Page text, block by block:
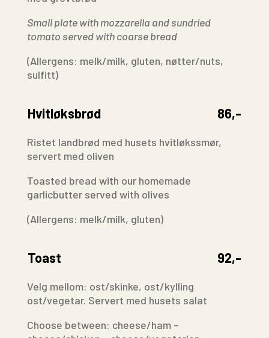
Small plate with mozzarella and sundried
tomato served with coarse bread
(Allergens: melk/milk, gluten, nøtter/nuts,
sulfitt)
Hvitløksbrød 86,-
Ristet landbrød med husets hvitløkssmør,
servert med oliven
Toasted bread with our homemade
garlicbutter served with olives
(Allergens: melk/milk, gluten)
Toast 92,-
Velg mellom: ost/skinke, ost/kylling
ost/vegetar. Servert med husets salat
Choose between: cheese/ham –